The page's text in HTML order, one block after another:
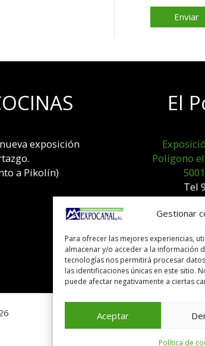
Gestionar
Para ofrecer las mejores experiencias,
almacenar y/o acceder a la información
tecnologías nos permitirá procesar
las identificaciones únicas en este sitio.
puede afectar negativamente a ciertas
Aceptar
Política de
exposición
a Pikolín)
El
Polígono
Tel